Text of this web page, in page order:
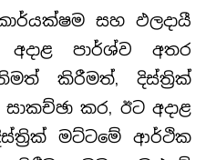
සහ ඵලදායී
පාර්ශ්ව අතර
කිරීමත්, දිස්ත්‍රික්
කර, ඊට අදාළ
මට්ටමේ ආර්ථික